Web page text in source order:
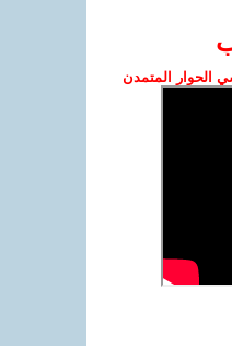
الحوار المتمدن